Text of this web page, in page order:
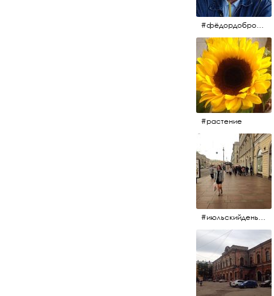
#фёдордобронравов #кино #хорошеекино #жилибыли
#растение
#июльскийдень2017 #15july2017 #невский